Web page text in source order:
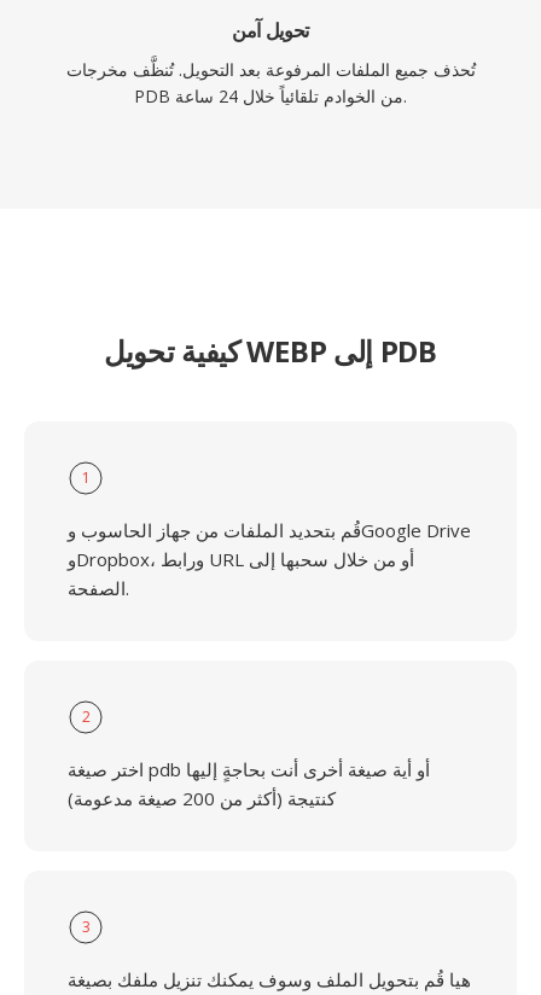
تحويل آمن
تُحذف جميع الملفات المرفوعة بعد التحويل. تُنظَّف مخرجات
PDB من الخوادم تلقائياً خلال 24 ساعة.
كيفية تحويل WEBP إلى PDB
1
قُم بتحديد الملفات من جهاز الحاسوب وGoogle Drive
وDropbox، ورابط URL أو من خلال سحبها إلى
الصفحة.
2
اختر صيغة pdb أو أية صيغة أخرى أنت بحاجةٍ إليها
كنتيجة (أكثر من 200 صيغة مدعومة)
3
هيا قُم بتحويل الملف وسوف يمكنك تنزيل ملفك بصيغة